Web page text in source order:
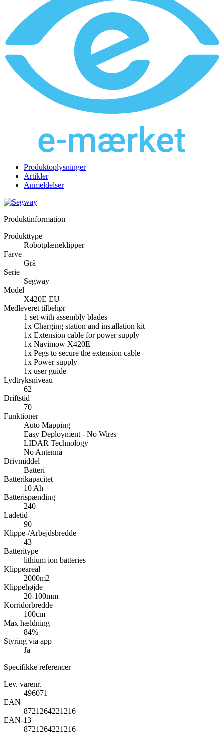
Produktoplysninger
Artikler
Anmeldelser
Produktinformation
Produkttype
Robotplæneklipper
Farve
Grå
Serie
Segway
Model
X420E EU
Medleveret tilbehør
1 set with assembly blades
1x Charging station and installation kit
1x Extension cable for power supply
1x Navimow X420E
1x Pegs to secure the extension cable
1x Power supply
1x user guide
Lydtryksniveau
62
Driftstid
70
Funktioner
Auto Mapping
Easy Deployment - No Wires
LIDAR Technology
No Antenna
Drivmiddel
Batteri
Batterikapacitet
10 Ah
Batterispænding
240
Ladetid
90
Klippe-/Arbejdsbredde
43
Batteritype
lithium ion batteries
Klippeareal
2000m2
Klippehøjde
20-100mm
Korridorbredde
100cm
Max hældning
84%
Styring via app
Ja
Specifikke referencer
Lev. varenr.
496071
EAN
8721264221216
EAN-13
8721264221216